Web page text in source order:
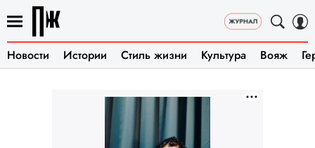
Новости Истории Стиль жизни Культура Вояж